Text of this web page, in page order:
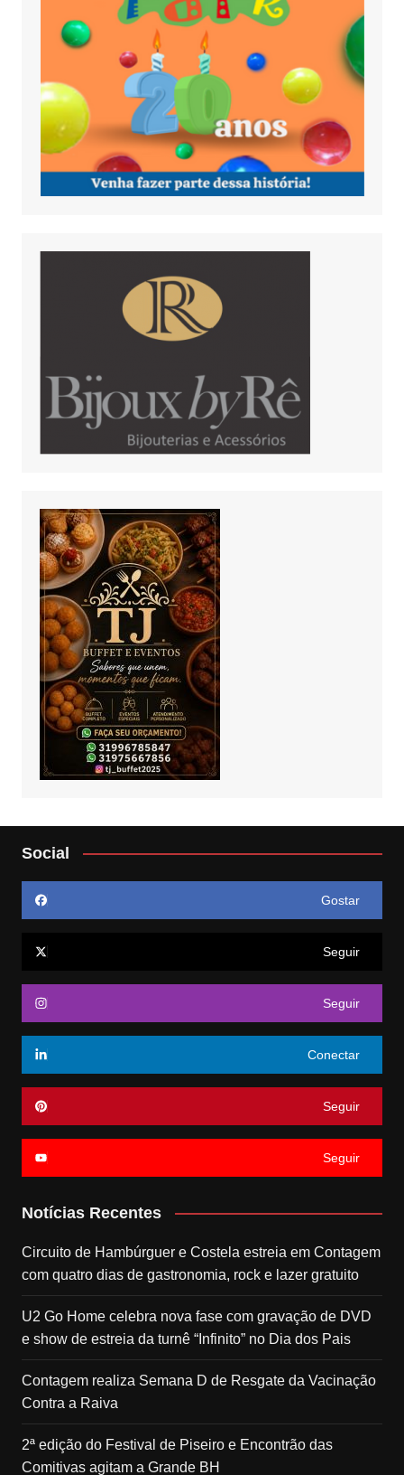
Social
Gostar
Seguir
Seguir
Conectar
Seguir
Seguir
Notícias Recentes
Circuito de Hambúrguer e Costela estreia em Contagem
com quatro dias de gastronomia, rock e lazer gratuito
U2 Go Home celebra nova fase com gravação de DVD
e show de estreia da turnê “Infinito” no Dia dos Pais
Contagem realiza Semana D de Resgate da Vacinação
Contra a Raiva
2ª edição do Festival de Piseiro e Encontrão das
Comitivas agitam a Grande BH